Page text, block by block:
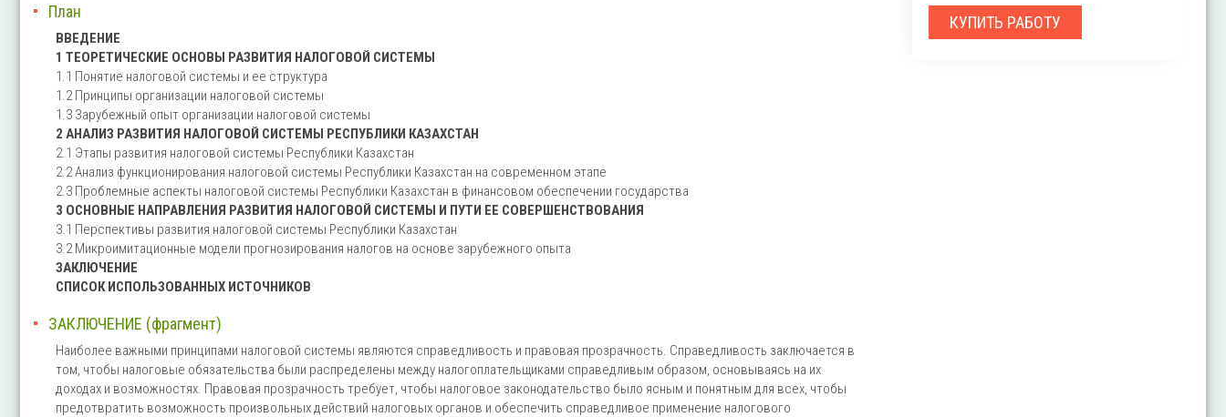
План
ВВЕДЕНИЕ
1 ТЕОРЕТИЧЕСКИЕ ОСНОВЫ РАЗВИТИЯ НАЛОГОВОЙ СИСТЕМЫ
1.1 Понятие налоговой системы и ее структура
1.2 Принципы организации налоговой системы
1.3 Зарубежный опыт организации налоговой системы
2 АНАЛИЗ РАЗВИТИЯ НАЛОГОВОЙ СИСТЕМЫ РЕСПУБЛИКИ КАЗАХСТАН
2.1 Этапы развития налоговой системы Республики Казахстан
2.2 Анализ функционирования налоговой системы Республики Казахстан на современном этапе
2.3 Проблемные аспекты налоговой системы Республики Казахстан в финансовом обеспечении государства
3 ОСНОВНЫЕ НАПРАВЛЕНИЯ РАЗВИТИЯ НАЛОГОВОЙ СИСТЕМЫ И ПУТИ ЕЕ СОВЕРШЕНСТВОВАНИЯ
3.1 Перспективы развития налоговой системы Республики Казахстан
3.2 Микроимитационные модели прогнозирования налогов на основе зарубежного опыта
ЗАКЛЮЧЕНИЕ
СПИСОК ИСПОЛЬЗОВАННЫХ ИСТОЧНИКОВ
ЗАКЛЮЧЕНИЕ (фрагмент)
Наиболее важными принципами налоговой системы являются справедливость и правовая прозрачность. Справедливость заключается в
том, чтобы налоговые обязательства были распределены между налогоплательщиками справедливым образом, основываясь на их
доходах и возможностях. Правовая прозрачность требует, чтобы налоговое законодательство было ясным и понятным для всех, чтобы
предотвратить возможность произвольных действий налоговых органов и обеспечить справедливое применение налогового
КУПИТЬ РАБОТУ